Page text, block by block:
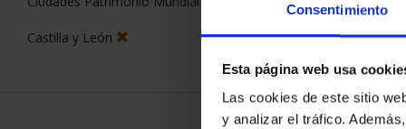
Consentimiento
Esta página web usa
Las cookies de este sitio
y analizar el tráfico.
Castilla y León